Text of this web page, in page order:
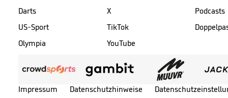
Darts
US-Sport
Olympia
X
TikTok
YouTube
Podcasts
Impressum Datenschutzhinweise